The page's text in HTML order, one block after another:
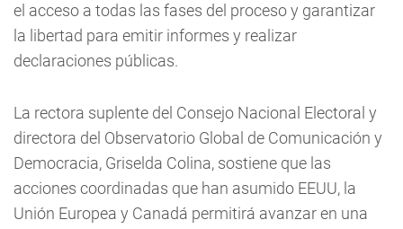
el acceso a todas las fases del proceso y garantizar
la libertad para emitir informes y realizar
declaraciones públicas.
La rectora suplente del Consejo Nacional Electoral y
directora del Observatorio Global de Comunicación y
Democracia, Griselda Colina, sostiene que las
acciones coordinadas que han asumido EEUU, la
Unión Europea y Canadá permitirá avanzar en una